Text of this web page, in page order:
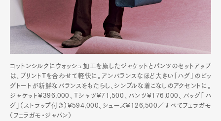
コットンシルクにウォッシュ加工を施したジャケットとパンツのセットアップ
は、プリントTを合わせて軽快に。アンバランスなほど大きい「ハグ」のビッ
グトートが新鮮なバランスをもたらし、シンプルな着こなしのアクセントに。
ジャケット¥396,000、Tシャツ¥71,500、パンツ¥176,000、バッグ「ハ
グ」（ストラップ付き）¥594,000、シューズ¥126,500／すべてフェラガモ
（フェラガモ・ジャパン）